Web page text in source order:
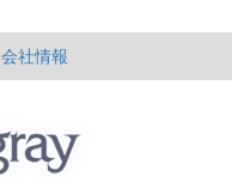
会社情報